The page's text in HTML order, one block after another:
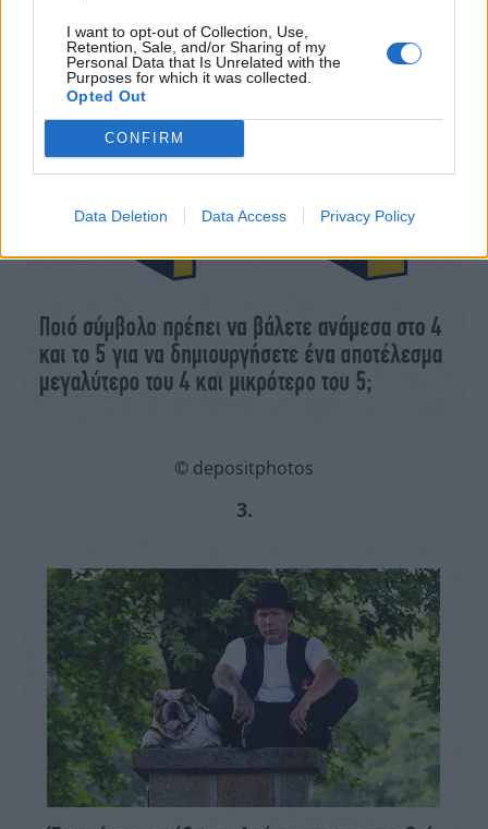
I want to opt-out of Collection, Use,
Retention, Sale, and/or Sharing of my
Personal Data that Is Unrelated with the
Purposes for which it was collected.
Opted Out
CONFIRM
Data Deletion Data Access Privacy Policy
4.
© depositphotos
3.